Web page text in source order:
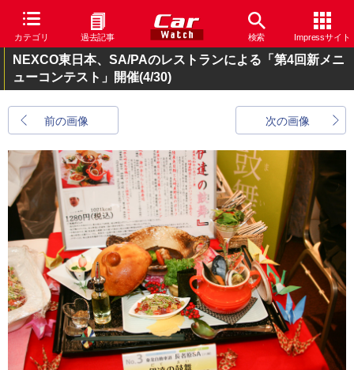
カテゴリ 過去記事 検索 Impressサイト
NEXCO東日本、SA/PAのレストランによる「第4回新メニ
ューコンテスト」開催(4/30)
前の画像 次の画像